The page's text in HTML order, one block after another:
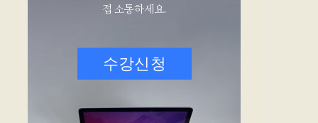
접 소통하세요.
수강신청